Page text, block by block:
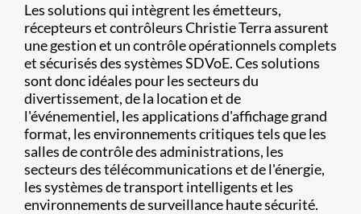
Les solutions qui intègrent les émetteurs,
récepteurs et contrôleurs Christie Terra assurent
une gestion et un contrôle opérationnels complets
et sécurisés des systèmes SDVoE. Ces solutions
sont donc idéales pour les secteurs du
divertissement, de la location et de
l'événementiel, les applications d'affichage grand
format, les environnements critiques tels que les
salles de contrôle des administrations, les
secteurs des télécommunications et de l'énergie,
les systèmes de transport intelligents et les
environnements de surveillance haute sécurité.